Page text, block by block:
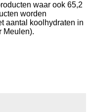
waar ook 65,2
worden
aantal koolhydraten in
Meulen).